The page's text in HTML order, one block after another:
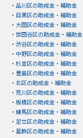
・ 品川区の助成金・補助金
・ 目黒区の助成金・補助金
・ 大田区の助成金・補助金
・ 世田谷区の助成金・補助金
・ 渋谷区の助成金・補助金
・ 中野区の助成金・補助金
・ 杉並区の助成金・補助金
・ 豊島区の助成金・補助金
・ 北区の助成金・補助金
・ 荒川区の助成金・補助金
・ 板橋区の助成金・補助金
・ 練馬区の助成金・補助金
・ 足立区の助成金・補助金
・ 葛飾区の助成金・補助金